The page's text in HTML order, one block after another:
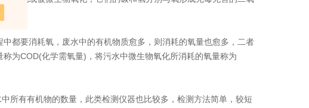
要消耗氧，废水中的有机物质愈多，则消耗的氧量也愈多，二者
为COD(化学需氧量)，将污水中微生物氧化所消耗的氧量称为
有有机物的数量，此类检测仪器也比较多，检测方法简单，较短